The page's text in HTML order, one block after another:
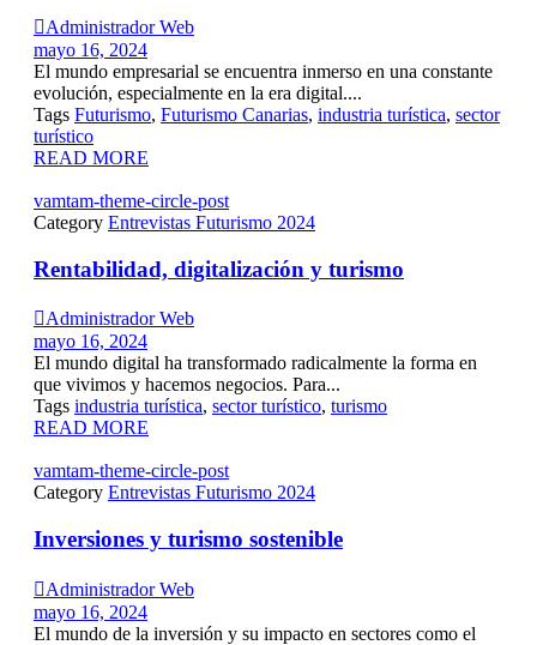
Administrador Web
mayo 16, 2024
El mundo empresarial se encuentra inmerso en una constante
evolución, especialmente en la era digital....
Tags Futurismo, Futurismo Canarias, industria turística, sector
turístico
READ MORE
vamtam-theme-circle-post
Category Entrevistas Futurismo 2024
Rentabilidad, digitalización y turismo
Administrador Web
mayo 16, 2024
El mundo digital ha transformado radicalmente la forma en
que vivimos y hacemos negocios. Para...
Tags industria turística, sector turístico, turismo
READ MORE
vamtam-theme-circle-post
Category Entrevistas Futurismo 2024
Inversiones y turismo sostenible
Administrador Web
mayo 16, 2024
El mundo de la inversión y su impacto en sectores como el